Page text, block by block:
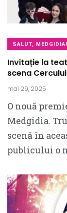
SALUT, MEDGIDIA!
Invitație la
scena
mai 29, 2025
O nouă
Medgidia.
scenă în
publicului o